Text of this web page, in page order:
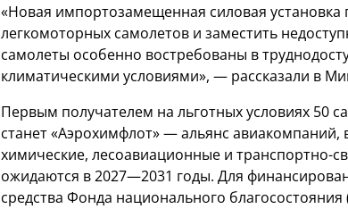
«Новая импортозамещенная силовая установка
легкомоторных самолетов и заместить
самолеты особенно востребованы в
климатическими условиями», — рассказали в
Первым получателем на льготных условиях 50
станет «Аэрохимфлот» — альянс
химические, лесоавиационные и транспортно-
ожидаются в 2027—2031 годы. Для
средства Фонда национального